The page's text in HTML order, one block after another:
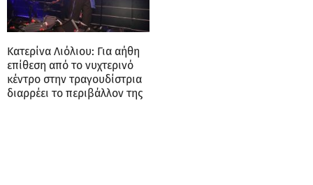
Κατερίνα Λιόλιου: Για αήθη
επίθεση από το νυχτερινό
κέντρο στην τραγουδίστρια
διαρρέει το περιβάλλον της